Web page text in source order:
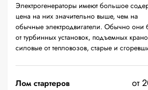
Электрогенераторы имеют большое
цена на них значительно выше, чем на
обычные электродвигатели. Обычно они
от турбинных установок, подъемных
силовые от тепловозов, старые и
Лом стартеров от